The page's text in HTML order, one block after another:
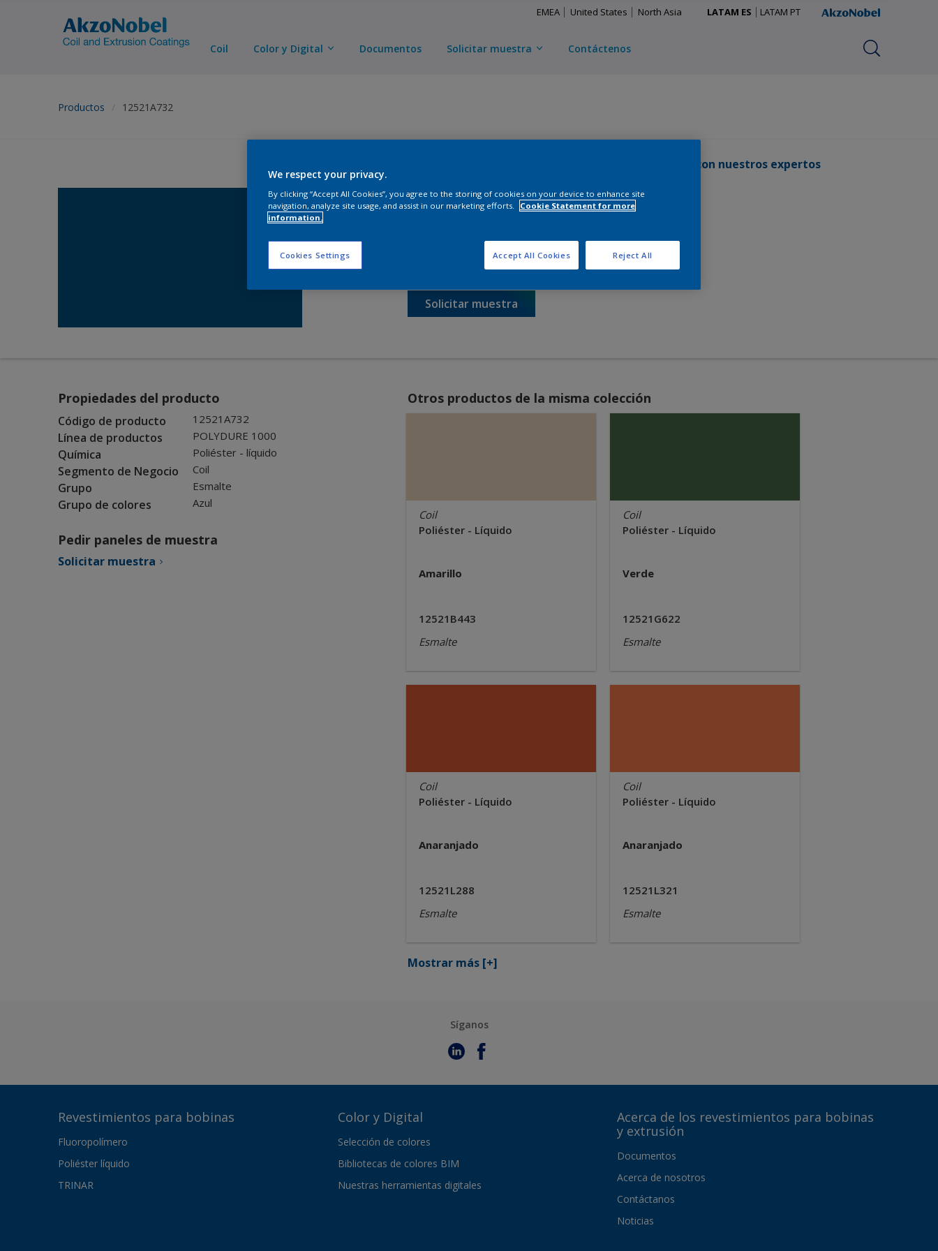
EMEA United States North Asia LATAM ES LATAM PT
Coil Color y Digital Documentos Solicitar muestra Contáctenos
Productos 12521A732
Contacta con nuestros expertos
POLYDURE 1000
Semi Brillo
Solicitar muestra
Propiedades del producto
Código de producto 12521A732
Línea de productos POLYDURE 1000
Química Poliéster - líquido
Segmento de Negocio Coil
Grupo Esmalte
Grupo de colores Azul
Pedir paneles de muestra
Solicitar muestra
Otros productos de la misma colección
Coil
Poliéster - Líquido
Amarillo
12521B443
Esmalte
Coil
Poliéster - Líquido
Verde
12521G622
Esmalte
Coil
Poliéster - Líquido
Anaranjado
12521L288
Esmalte
Coil
Poliéster - Líquido
Anaranjado
12521L321
Esmalte
Mostrar más[+]
Síganos
Revestimientos para bobinas
Fluoropolímero
Poliéster líquido
TRINAR
Color y Digital
Selección de colores
Bibliotecas de colores BIM
Nuestras herramientas digitales
Acerca de los revestimientos para bobinas
y extrusión
Documentos
Acerca de nosotros
Contáctanos
Noticias
We respect your privacy.
By clicking “Accept All Cookies”, you agree to the storing of cookies on your device to enhance site
navigation, analyze site usage, and assist in our marketing efforts.
Cookie Statement for more
information.
Cookies Settings Reject All
Accept All Cookies